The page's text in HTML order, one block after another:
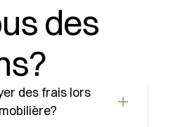
des
des frais lors